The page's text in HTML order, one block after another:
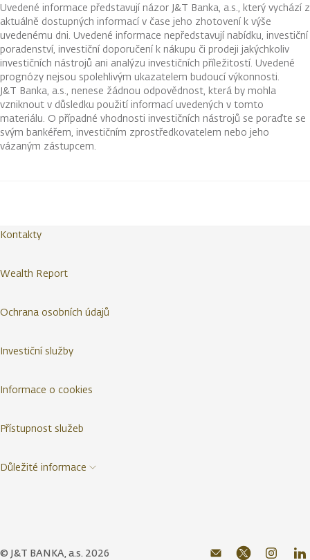
Uvedené informace představují názor J&T Banka, a.s., který vychází z
aktuálně dostupných informací v čase jeho zhotovení k výše
uvedenému dni. Uvedené informace nepředstavují nabídku, investiční
poradenství, investiční doporučení k nákupu či prodeji jakýchkoliv
investičních nástrojů ani analýzu investičních příležitostí. Uvedené
prognózy nejsou spolehlivým ukazatelem budoucí výkonnosti.
J&T Banka, a.s., nenese žádnou odpovědnost, která by mohla
vzniknout v důsledku použití informací uvedených v tomto
materiálu. O případné vhodnosti investičních nástrojů se poraďte se
svým bankéřem, investičním zprostředkovatelem nebo jeho
vázaným zástupcem.
© J&T BANKA, a.s. 2026
Kontakty
Wealth Report
Ochrana osobních údajů
Investiční služby
Informace o cookies
Přístupnost služeb
Důležité informace